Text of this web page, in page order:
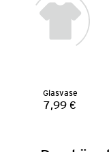
Glasvase
Preis:
7,99 €